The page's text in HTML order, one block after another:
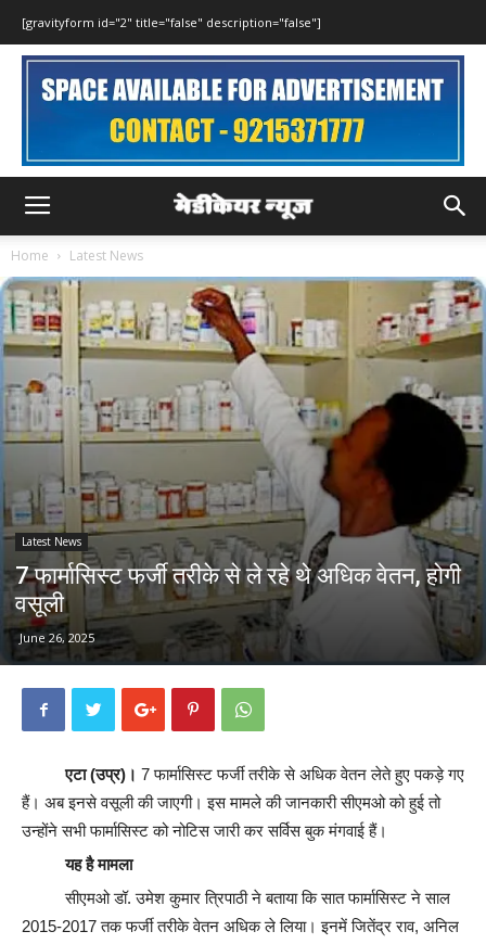
[gravityform id="2" title="false" description="false"]
Home Latest News
Latest News
7 फार्मासिस्ट फर्जी तरीके से ले रहे थे अधिक वेतन, होगी
वसूली
June 26, 2025
एटा (उप्र)। 7 फार्मासिस्ट फर्जी तरीके से अधिक वेतन लेते हुए पकड़े गए
हैं। अब इनसे वसूली की जाएगी। इस मामले की जानकारी सीएमओ को हुई तो
उन्होंने सभी फार्मासिस्ट को नोटिस जारी कर सर्विस बुक मंगवाई हैं।
यह है मामला
सीएमओ डॉ. उमेश कुमार त्रिपाठी ने बताया कि सात फार्मासिस्ट ने साल
2015-2017 तक फर्जी तरीके वेतन अधिक ले लिया। इनमें जितेंद्र राव, अनिल